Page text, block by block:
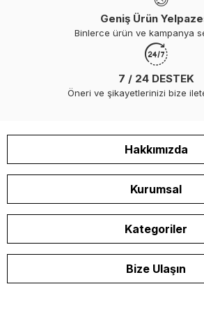
Geniş Ürün
Binlerce ürün ve kampanya
7 / 24 DESTEK
Öneri ve şikayetlerinizi bize
Hakkımızda
Kurumsal
Kategoriler
Bize Ulaşın